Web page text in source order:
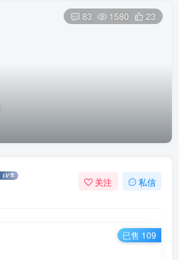
83 1580 23
关注 私信
已售 109